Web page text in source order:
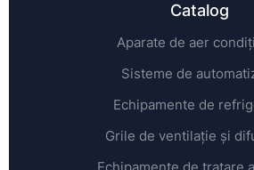
Catalog
Aparate de aer
Sisteme de
Echipamente de
Grile de ventilație și